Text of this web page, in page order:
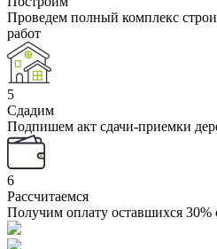
Проведем полный комплекс
работ
5
Сдадим
Подпишем акт сдачи-приемки
6
Рассчитаемся
Получим оплату оставшихся 30%